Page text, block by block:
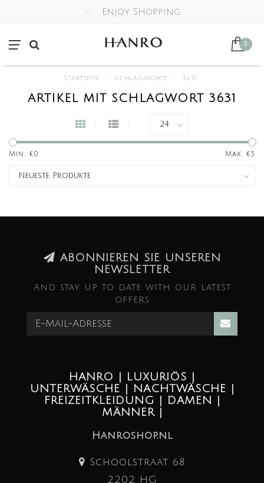
Enjoy Shopping
0
Startseite Schlagworte 3631
ARTIKEL MIT SCHLAGWORT 3631
Min: €0 Max: €5
ABONNIEREN SIE UNSEREN
NEWSLETTER
And stay up to date with our latest
offers
HANRO | LUXURIÖS |
UNTERWÄSCHE | NACHTWÄSCHE |
FREIZEITKLEIDUNG | DAMEN |
MÄNNER |
Hanroshop.nl
Schoolstraat 68
2202 HG